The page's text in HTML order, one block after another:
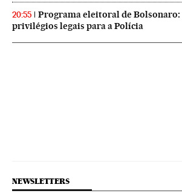
20:55
Programa eleitoral de Bolsonaro:
privilégios legais para a Polícia
NEWSLETTERS